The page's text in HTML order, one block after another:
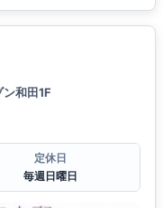
和田1F
定休日
毎週日曜日